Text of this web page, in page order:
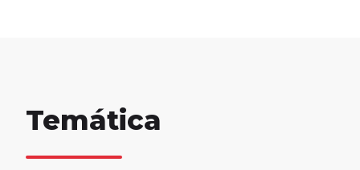
Temática